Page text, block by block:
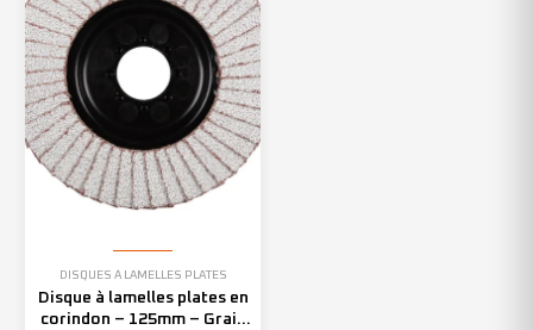
DISQUES À LAMELLES PLATES
Disque à lamelles plates en
corindon – 125mm – Grain